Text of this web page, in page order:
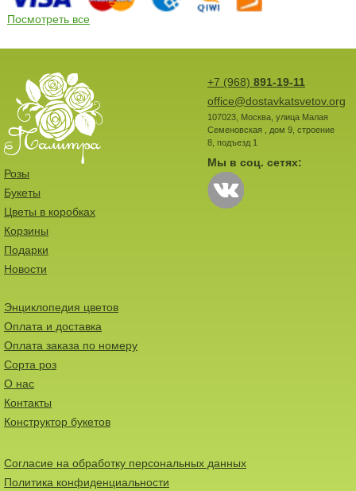
Посмотреть все
+7 (968) 891-19-11
office@dostavkatsvetov.org
107023, Москва, улица Малая
Семеновская , дом 9, строение
8, подъезд 1
Мы в соц. сетях:
Розы
Букеты
Цветы в коробках
Корзины
Подарки
Новости
Энциклопедия цветов
Оплата и доставка
Оплата заказа по номеру
Сорта роз
О нас
Контакты
Конструктор букетов
Согласие на обработку персональных данных
Политика конфиденциальности